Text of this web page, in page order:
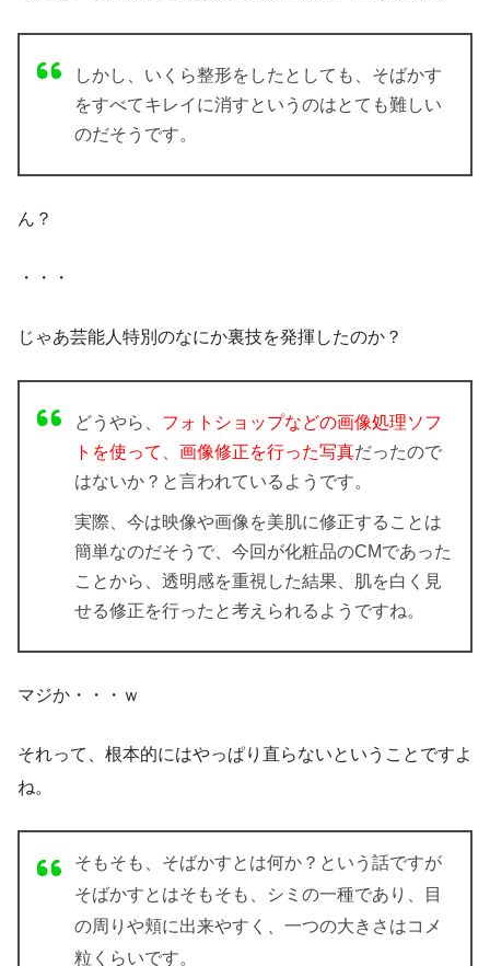
しかし、いくら整形をしたとしても、そばかす
をすべてキレイに消すというのはとても難しい
のだそうです。
ん？
・・・
じゃあ芸能人特別のなにか裏技を発揮したのか？
どうやら、 フォトショップなどの画像処理ソフ
トを使って、画像修正を行った写真だったので
はないか？と言われているようです。
実際、今は映像や画像を美肌に修正することは
簡単なのだそうで、今回が化粧品のCMであった
ことから、透明感を重視した結果、肌を白く見
せる修正を行ったと考えられるようですね。
マジか・・・ｗ
それって、根本的にはやっぱり直らないということですよ
ね。
そもそも、そばかすとは何か？という話ですが
そばかすとはそもそも、シミの一種であり、目
の周りや頬に出来やすく、一つの大きさはコメ
粒くらいです。